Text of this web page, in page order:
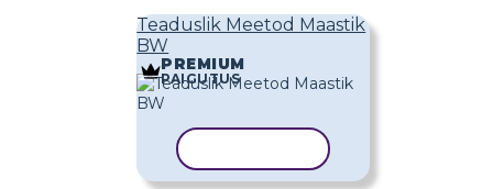
Teaduslik Meetod Maastik
BW
PREMIUM
PAIGUTUS